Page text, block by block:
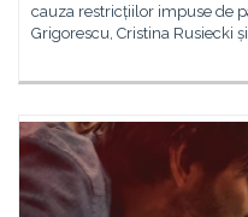
cauza restricțiilor impuse de
Grigorescu, Cristina Rusiecki